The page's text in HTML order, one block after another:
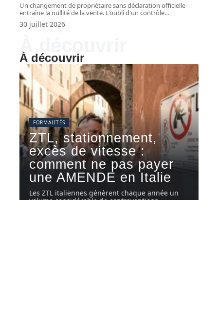
Un changement de propriétaire sans déclaration officielle
entraîne la nullité de la vente. L'oubli d'un contrôle…
30 juillet 2026
À découvrir
FORMALITÉS
ZTL, stationnement,
excès de vitesse :
comment ne pas payer
une AMENDE en Italie
Les ZTL italiennes génèrent chaque année un
volume considérable de contraventions